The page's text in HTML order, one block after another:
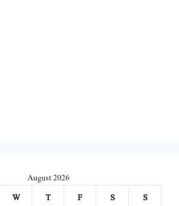
August 2026
W T F S
S